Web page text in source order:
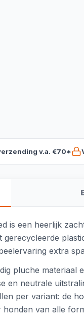
v.a. €70*
is een heerlijk
extra
pluche
en neutrale
per variant: de
van alle